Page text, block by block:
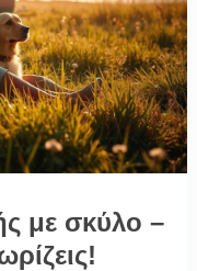
με σκύλο –